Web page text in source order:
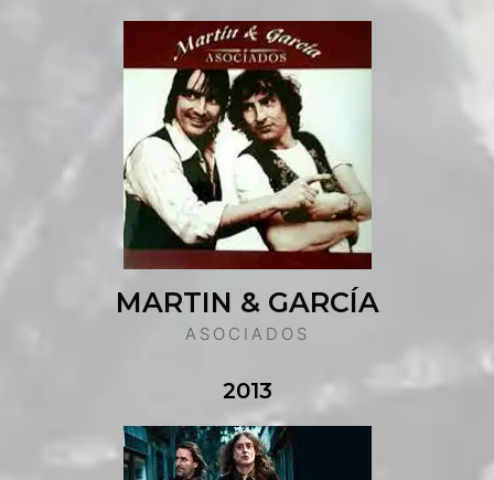
MARTIN & GARCÍA
ASOCIADOS
2013